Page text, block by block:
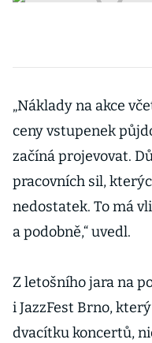
„Náklady na akce
ceny vstupenek
začíná projevovat.
pracovních sil,
nedostatek. To má
a podobně,“ uvedl.
Z letošního jara na
i JazzFest Brno,
dvacítku koncertů,